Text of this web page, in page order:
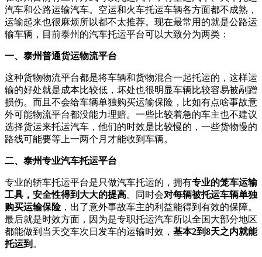
汽车和公路运输汽车。空运和火车托运车辆各方面都不成熟，
运输起来也很麻烦所以都不太推荐。现在最常用的就是公路运
输车辆，目前泰州的汽车托运平台可以大致分为两类：
一、泰州普通货运物流平台
这种货物物流平台都是将车辆和货物混合一起托运的，这样运
输的好处就是成本比较低，坏处也很明显车辆比较容易被剐蹭
损伤。而且不会给车辆单独购买运输保险，比如有点啥事故意
外可能物流平台都没能力理赔。一些比较着急的车主也不建议
选择货运来托运汽车，他们的时效是比较慢的，一些货物慢的
路线可能要等上一两个月才能收到车辆。
二、泰州专业汽车托运平台
专业的轿车托运平台是只做汽车托运的，拥有专业的笼车运输
工具，安全性得到大大的提高。同时会对每辆被托运车辆单独
购买运输保险，出了意外事故车主的利益能得到有效的保障。
最后就是时效方面，因为是专职托运汽车所以全国大部分地区
都能做到当天交车次日发车的运输时效， 基本2到8天之内就能
托运到 。